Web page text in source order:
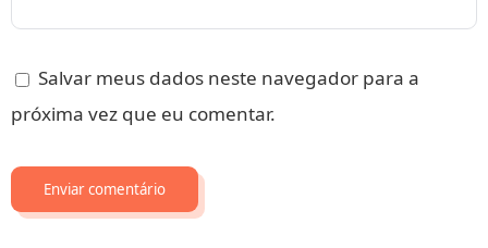
Salvar meus dados neste navegador para a
próxima vez que eu comentar.